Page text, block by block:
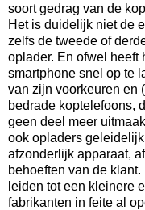
soort gedrag van de
Het is duidelijk niet de
zelfs de tweede of
oplader. En ofwel heeft
smartphone snel op te
van zijn voorkeuren en
bedrade koptelefoons,
geen deel meer
ook opladers
afzonderlijk apparaat,
behoeften van de
leiden tot een kleinere
fabrikanten in feite al